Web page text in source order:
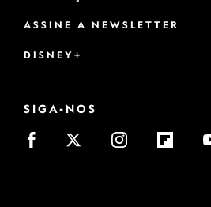
ASSINE A NEWSLETTER
DISNEY+
SIGA-NOS